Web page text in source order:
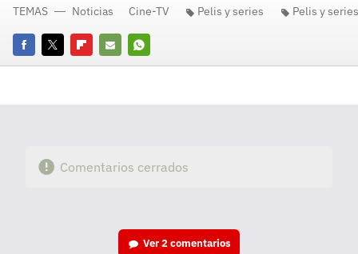
FacebookTwitterFlipboard
E-
Whatsapp
TEMAS Noticias Cine-TV Pelis y series Pelis y
Comentarios cerrados
Ver2 comentarios